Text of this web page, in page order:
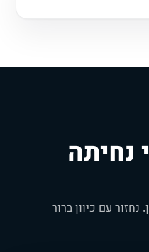
נחיתה
עם כיוון ברור